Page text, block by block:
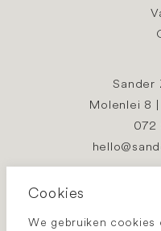
Cookies
We gebruiken cookies
Sander
Molenlei 8